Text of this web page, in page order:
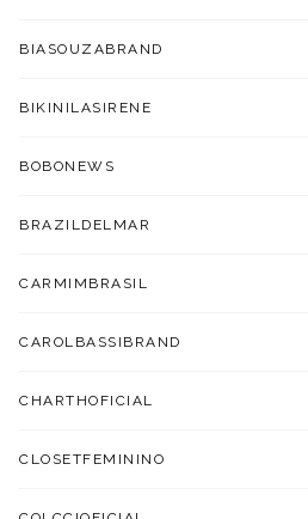
BIASOUZABRAND
BIKINILASIRENE
BOBONEWS
BRAZILDELMAR
CARMIMBRASIL
CAROLBASSIBRAND
CHARTHOFICIAL
CLOSETFEMININO